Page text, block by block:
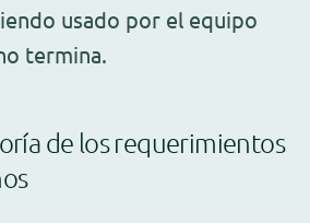
usado por el equipo
termina.
de los requerimientos